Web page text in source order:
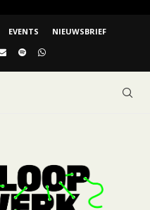
EVENTS NIEUWSBRIEF